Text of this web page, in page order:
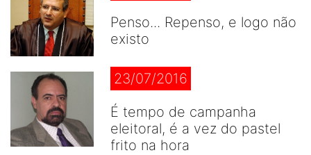
Penso... Repenso, e logo não
existo
23/07/2016
É tempo de campanha
eleitoral, é a vez do pastel
frito na hora